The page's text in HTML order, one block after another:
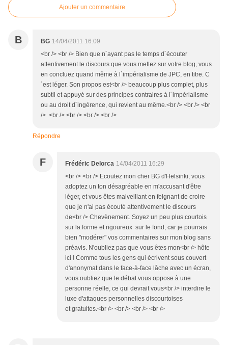
Ajouter un commentaire
B BG 14/04/2011 16:09
<br /> <br /> Bien que n´ayant pas le temps d´écouter
attentivement le discours que vous mettez sur votre blog, vous
en concluez quand même à l´impérialisme de JPC, en titre. C
´est léger. Son propos est<br /> beaucoup plus complet, plus
subtil et appuyé sur des principes contraires à l´impérialisme
ou au droit d´ingérence, qui revient au même.<br /> <br /> <br
/> <br /> <br /> <br /> <br />
Répondre
F Frédéric Delorca 14/04/2011 16:29
<br /> <br /> Ecoutez mon cher BG d'Helsinki, vous
adoptez un ton désagréable en m'accusant d'être
léger, et vous êtes malveillant en feignant de croire
que je n'ai pas écouté attentivement le discours
de<br /> Chevènement. Soyez un peu plus courtois
sur la forme et rigoureux sur le fond, car je pourrais
bien "modérer" vos commentaires sur mon blog sans
préavis. N'oubliez pas que vous êtes mon<br /> hôte
ici ! Comme tous les gens qui écrivent sous couvert
d'anonymat dans le face-à-face lâche avec un écran,
vous oubliez que le débat vous oppose à une
personne réelle, ce qui devrait vous<br /> interdire le
luxe d'attaques personnelles discourtoises
et gratuites.<br /> <br /> <br /> <br />